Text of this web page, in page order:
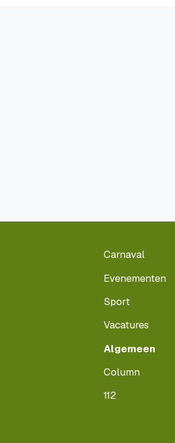
Carnaval
Evenementen
Sport
Vacatures
Algemeen
Column
112